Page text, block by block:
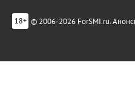
18+ © 2006-2026 ForSMI.ru.